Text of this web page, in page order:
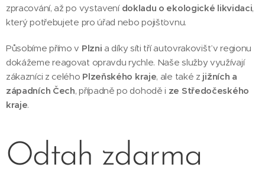
zpracování, až po vystavení dokladu o ekologické likvidaci,
který potřebujete pro úřad nebo pojišťovnu.
Působíme přímo v Plzni a díky síti tří autovrakovišť v regionu
dokážeme reagovat opravdu rychle. Naše služby využívají
zákazníci z celého Plzeňského kraje, ale také z jižních a
západních Čech, případně po dohodě i ze Středočeského
kraje.
Odtah zdarma